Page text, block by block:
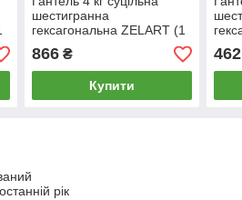
шестигранна
гексагональна ZELART (1
шт.) (сталь хромована,
гума, вага 4 кг)
866₴
Купити
462
рік